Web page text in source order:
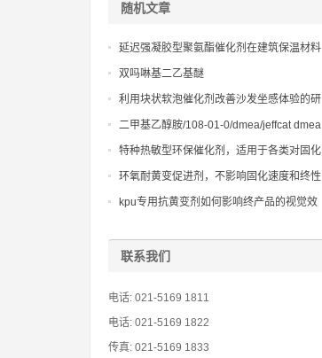
随机文章
延迟强凝胶型聚氨酯催化剂在建筑保温材料
中的创新应用方案
双吗啉基二乙基醚
利用块状软泡催化剂改善沙发坐感体验的研
究
二甲基乙醇胺/108-01-0/dmea/jeffcat dmea
特种热敏型环保催化剂，适用于各类对固化
时间有精确要求的聚氨酯应用
环氧耐黄变促进剂，不影响固化速度和终性
能，兼容性优异
kpu专用抗黄变剂如何影响终产品的视觉效
联系我们
电话: 021-5169 1811
电话: 021-5169 1822
传真: 021-5169 1833